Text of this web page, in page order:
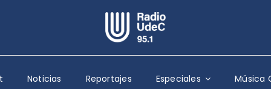
Escuchar Radio UdeC en vivo
Quiénes Somos
Noticias Reportajes Especiales Música